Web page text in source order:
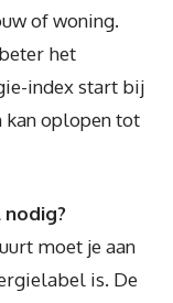
of woning.
het
index start bij
oplopen tot
moet je aan
is. De